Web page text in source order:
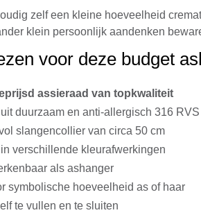
zelf een kleine hoeveelheid
klein persoonlijk aandenken
voor deze budget
assieraad van topkwaliteit
duurzaam en anti-allergisch 316 RVS
slangencollier van circa 50 cm
verschillende kleurafwerkingen
als ashanger
symbolische hoeveelheid as of haar
te vullen en te sluiten